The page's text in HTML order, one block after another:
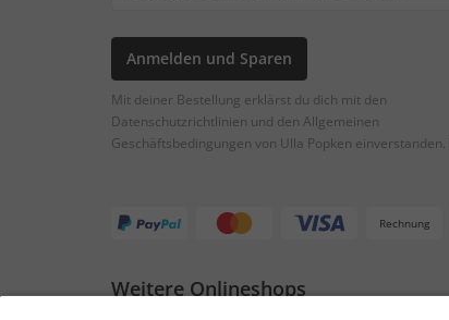
Anmelden und Sparen
Mit deiner Bestellung erklärst du dich mit den
Datenschutzrichtlinien und den Allgemeinen
Geschäftsbedingungen von Ulla Popken einverstanden.
Rechnung
Weitere Onlineshops